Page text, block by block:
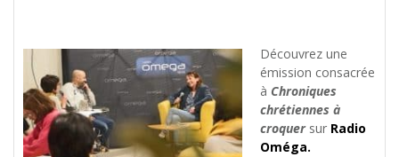
Découvrez une
émission consacrée
à Chroniques
chrétiennes à
croquersur Radio
Oméga.